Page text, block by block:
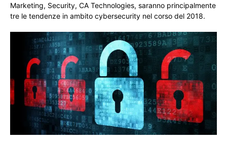
Marketing, Security, CA Technologies, saranno principalmente
tre le tendenze in ambito cybersecurity nel corso del 2018.